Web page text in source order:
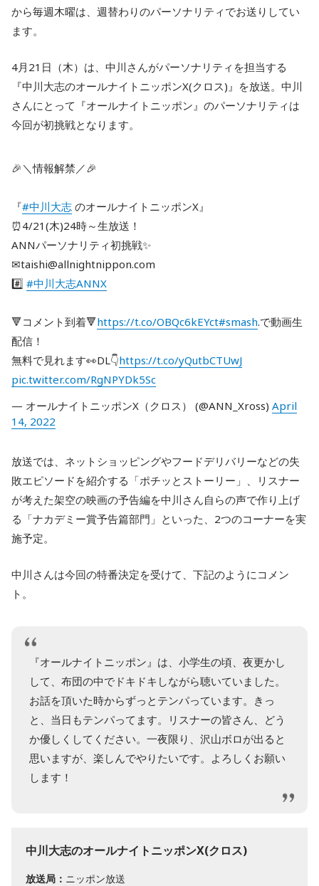
から毎週木曜は、週替わりのパーソナリティでお送りしてい
ます。
4月21日（木）は、中川さんがパーソナリティを担当する
『中川大志のオールナイトニッポンX(クロス)』を放送。中川
さんにとって『オールナイトニッポン』のパーソナリティは
今回が初挑戦となります。
🎉＼情報解禁／🎉
『#中川大志 のオールナイトニッポンX』
⏰4/21(木)24時～生放送！
ANNパーソナリティ初挑戦✨
✉taishi@allnightnippon.com
#️⃣ #中川大志ANNX
🔻コメント到着🔻https://t.co/OBQc6kEYct#smash.で動画生
配信！
無料で見れます👀DL👇https://t.co/yQutbCTUwJ
pic.twitter.com/RgNPYDk5Sc
— オールナイトニッポンX（クロス） (@ANN_Xross) April
14, 2022
放送では、ネットショッピングやフードデリバリーなどの失
敗エピソードを紹介する「ポチッとストーリー」、リスナー
が考えた架空の映画の予告編を中川さん自らの声で作り上げ
る「ナカデミー賞予告篇部門」といった、2つのコーナーを実
施予定。
中川さんは今回の特番決定を受けて、下記のようにコメン
ト。
『オールナイトニッポン』は、小学生の頃、夜更かし
して、布団の中でドキドキしながら聴いていました。
お話を頂いた時からずっとテンパっています。きっ
と、当日もテンパってます。リスナーの皆さん、どう
か優しくしてください。一夜限り、沢山ボロが出ると
思いますが、楽しんでやりたいです。よろしくお願い
します！
中川大志のオールナイトニッポンX(クロス)
放送局： ニッポン放送